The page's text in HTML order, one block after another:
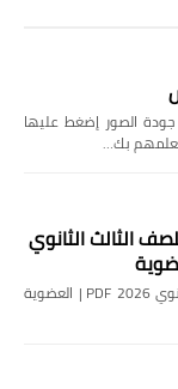
الصور إضغط عليها
بك…
الثالث الثانوي
📘 تحميل كتاب الامتحان في الكيمياء للصف الثالث الثانوي 2026 PDF | العضوية